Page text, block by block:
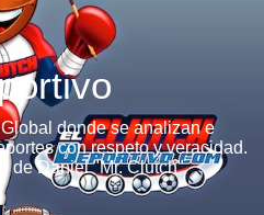
donde se analizan e
con respeto y veracidad.
de Daniel "Mr. Clutch"